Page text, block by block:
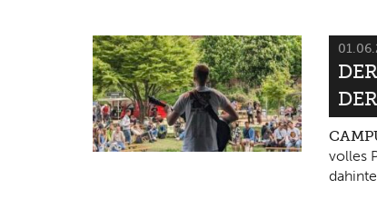
volles